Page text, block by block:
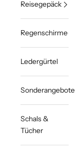
Reisegepäck
Regenschirme
Ledergürtel
Sonderangebote
Schals &
Tücher